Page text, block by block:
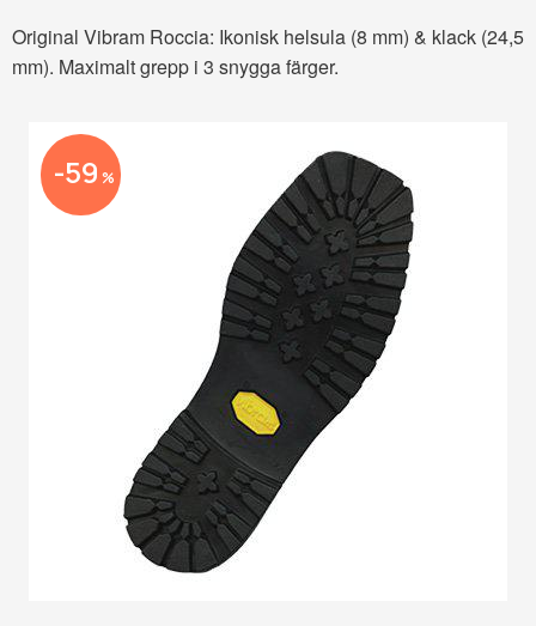
Original Vibram Roccia: Ikonisk helsula (8 mm) & klack (24,5
mm). Maximalt grepp i 3 snygga färger.
59 %